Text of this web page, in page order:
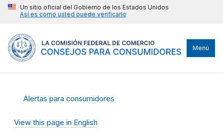
Un sitio oficial del Gobierno de los Estados Unidos
Así es como usted puede verificarlo
Menú
Alertas para consumidores
View this page in English